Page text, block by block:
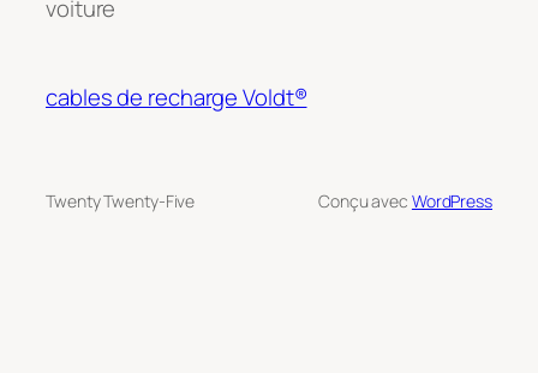
voiture
cables de recharge Voldt®
Twenty Twenty-Five Conçu avec WordPress